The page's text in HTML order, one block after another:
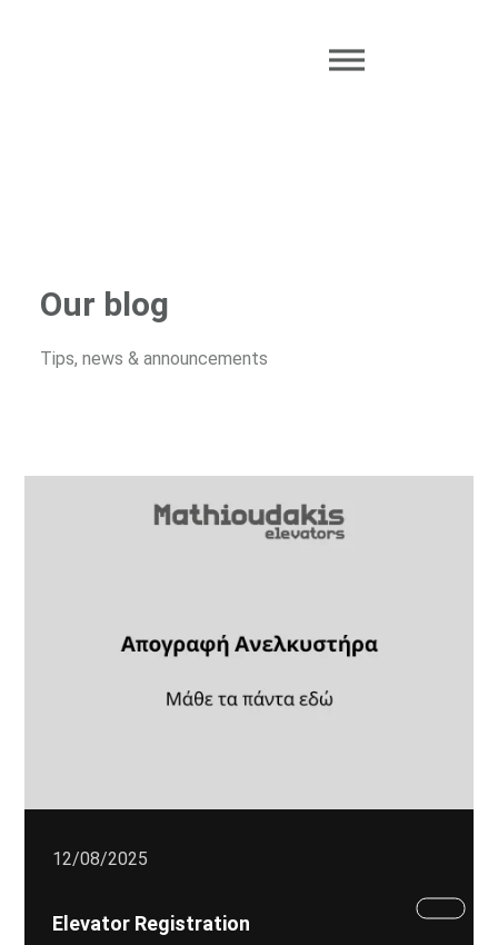
Our blog
Tips, news & announcements
12/08/2025
Elevator Registration